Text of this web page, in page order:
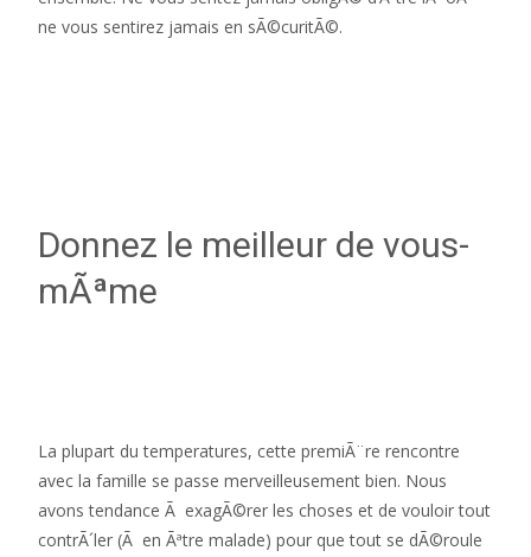
ne vous sentirez jamais en sÃ©curitÃ©.
Donnez le meilleur de vous-
mÃªme
La plupart du temperatures, cette premiÃ¨re rencontre
avec la famille se passe merveilleusement bien. Nous
avons tendance Ã exagÃ©rer les choses et de vouloir tout
contrÃ´ler (Ã en Ãªtre malade) pour que tout se dÃ©roule